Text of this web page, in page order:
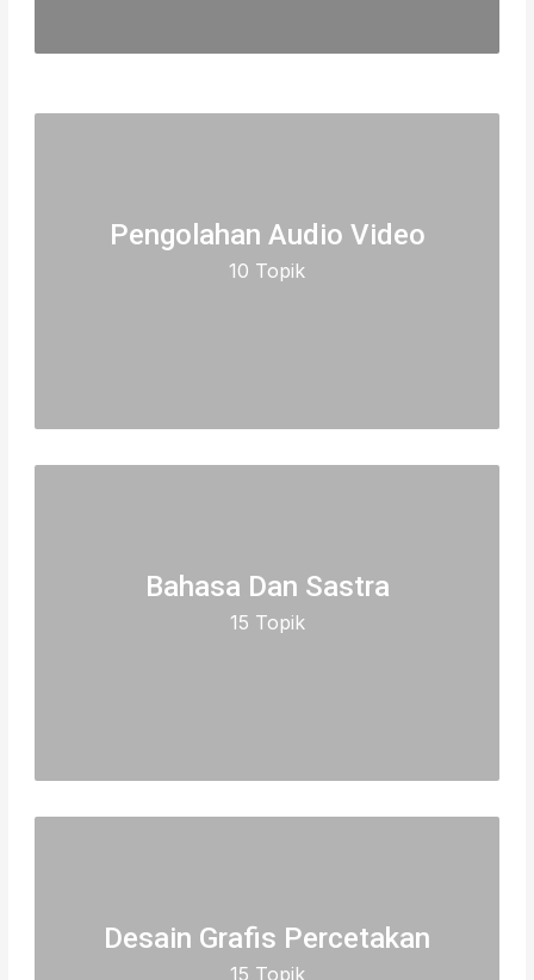
Pengolahan Audio Video
10 Topik
Bahasa Dan Sastra
15 Topik
Desain Grafis Percetakan
15 Topik